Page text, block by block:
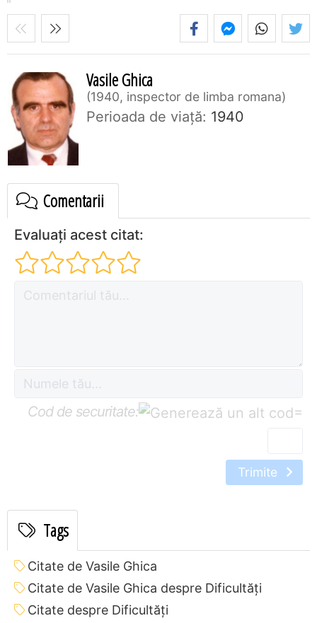
Vasile Ghica
1940, inspector de limba romana
Perioada de viaţă: 1940
Comentarii
Evaluați acest citat:
Cod de securitate: =
Trimite
Tags
Citate de Vasile Ghica
Citate de Vasile Ghica despre Dificultăţi
Citate despre Dificultăţi